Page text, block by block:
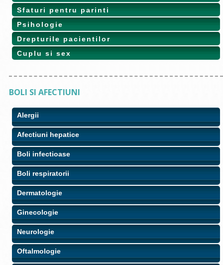
Sfaturi pentru parinti
Psihologie
Drepturile pacientilor
Cuplu si sex
BOLI SI AFECTIUNI
Alergii
Afectiuni hepatice
Boli infectioase
Boli respiratorii
Dermatologie
Ginecologie
Neurologie
Oftalmologie